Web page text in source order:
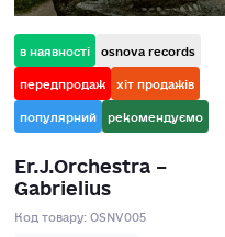
в наявності osnova records
передпродаж хіт продажів
популярний рекомендуємо
Er.J.Orchestra –
Gabrielius
Код товару:OSNV005